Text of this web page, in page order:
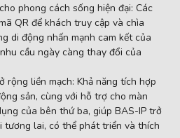
phong cách sống hiện đại: Các
QR để khách truy cập và chìa
di động nhấn mạnh cam kết của
cầu ngày càng thay đổi của
rộng liền mạch: Khả năng tích hợp
sản, cùng với hỗ trợ cho màn
của bên thứ ba, giúp BAS-IP trở
lai, có thể phát triển và thích